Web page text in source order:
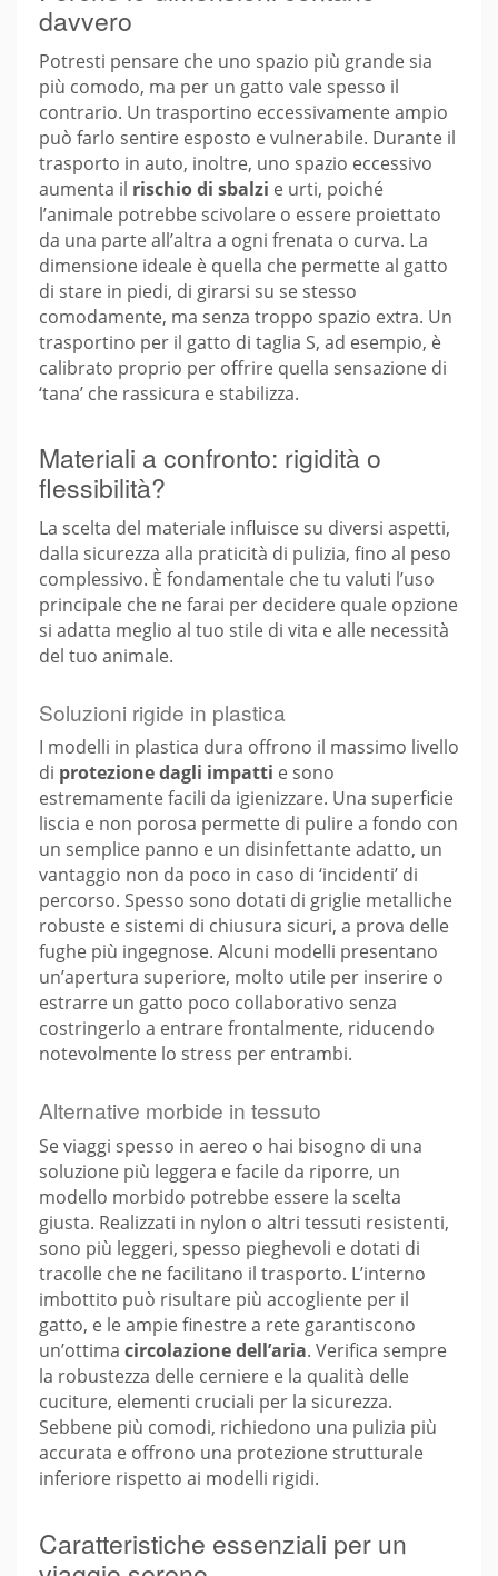
davvero
Potresti pensare che uno spazio più grande sia
più comodo, ma per un gatto vale spesso il
contrario. Un trasportino eccessivamente ampio
può farlo sentire esposto e vulnerabile. Durante il
trasporto in auto, inoltre, uno spazio eccessivo
aumenta il rischio di sbalzi e urti, poiché
l’animale potrebbe scivolare o essere proiettato
da una parte all’altra a ogni frenata o curva. La
dimensione ideale è quella che permette al gatto
di stare in piedi, di girarsi su se stesso
comodamente, ma senza troppo spazio extra. Un
trasportino per il gatto di taglia S, ad esempio, è
calibrato proprio per offrire quella sensazione di
‘tana’ che rassicura e stabilizza.
Materiali a confronto: rigidità o
flessibilità?
La scelta del materiale influisce su diversi aspetti,
dalla sicurezza alla praticità di pulizia, fino al peso
complessivo. È fondamentale che tu valuti l’uso
principale che ne farai per decidere quale opzione
si adatta meglio al tuo stile di vita e alle necessità
del tuo animale.
Soluzioni rigide in plastica
I modelli in plastica dura offrono il massimo livello
di protezione dagli impatti e sono
estremamente facili da igienizzare. Una superficie
liscia e non porosa permette di pulire a fondo con
un semplice panno e un disinfettante adatto, un
vantaggio non da poco in caso di ‘incidenti’ di
percorso. Spesso sono dotati di griglie metalliche
robuste e sistemi di chiusura sicuri, a prova delle
fughe più ingegnose. Alcuni modelli presentano
un’apertura superiore, molto utile per inserire o
estrarre un gatto poco collaborativo senza
costringerlo a entrare frontalmente, riducendo
notevolmente lo stress per entrambi.
Alternative morbide in tessuto
Se viaggi spesso in aereo o hai bisogno di una
soluzione più leggera e facile da riporre, un
modello morbido potrebbe essere la scelta
giusta. Realizzati in nylon o altri tessuti resistenti,
sono più leggeri, spesso pieghevoli e dotati di
tracolle che ne facilitano il trasporto. L’interno
imbottito può risultare più accogliente per il
gatto, e le ampie finestre a rete garantiscono
un’ottima circolazione dell’aria. Verifica sempre
la robustezza delle cerniere e la qualità delle
cuciture, elementi cruciali per la sicurezza.
Sebbene più comodi, richiedono una pulizia più
accurata e offrono una protezione strutturale
inferiore rispetto ai modelli rigidi.
Caratteristiche essenziali per un